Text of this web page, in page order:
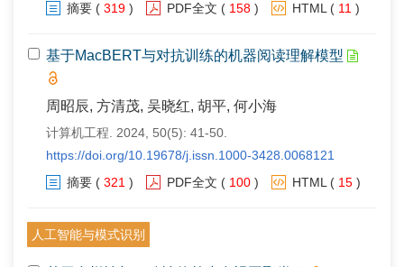
摘要 ( 319 ) PDF全文 ( 158 ) HTML ( 11 )
基于MacBERT与对抗训练的机器阅读理解模型
周昭辰, 方清茂, 吴晓红, 胡平, 何小海
计算机工程. 2024, 50(5): 41-50.
https://doi.org/10.19678/j.issn.1000-3428.0068121
摘要 ( 321 ) PDF全文 ( 100 ) HTML ( 15 )
人工智能与模式识别